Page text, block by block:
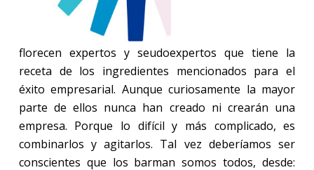
florecen expertos y seudoexpertos que tiene la
receta de los ingredientes mencionados para el
éxito empresarial. Aunque curiosamente la mayor
parte de ellos nunca han creado ni crearán una
empresa. Porque lo difícil y más complicado, es
combinarlos y agitarlos. Tal vez deberíamos ser
conscientes que los barman somos todos, desde: